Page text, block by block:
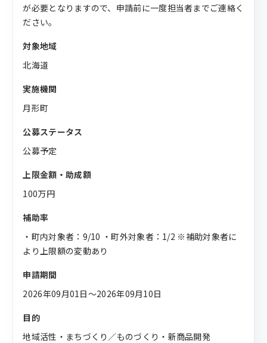
が必要となりますので、申請前に一度担当者までご連絡く
ださい。
対象地域
北海道
実施機関
月形町
公募ステータス
公募予定
上限金額・助成額
100万円
補助率
・町内対象者：9/10 ・町外対象者：1/2 ※補助対象者に
より上限額の変動あり
申請期間
2026年09月01日〜2026年09月10日
目的
地域活性・まちづくり／ものづくり・新商品開発